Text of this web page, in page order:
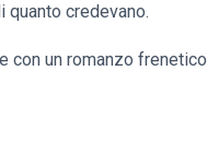
credevano.
un romanzo